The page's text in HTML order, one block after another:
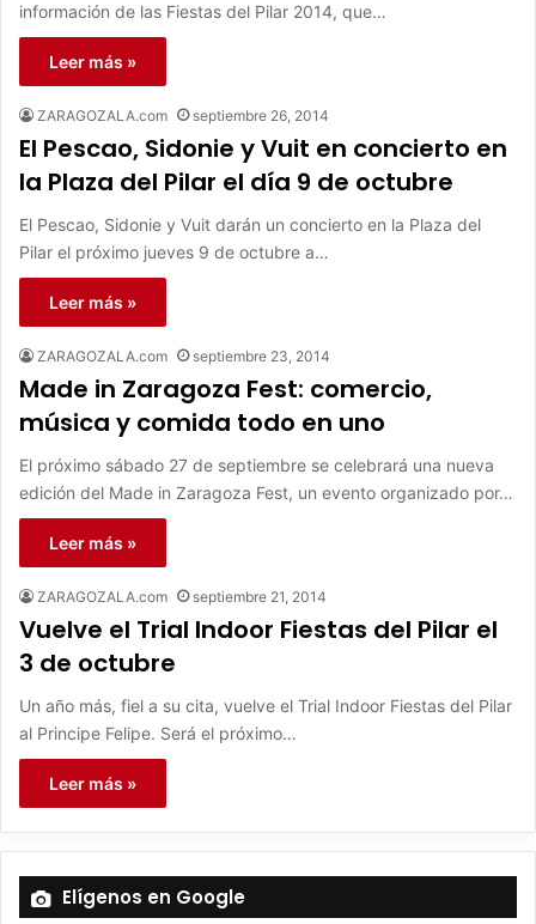
información de las Fiestas del Pilar 2014, que…
Leer más »
ZARAGOZALA.com septiembre 26, 2014
El Pescao, Sidonie y Vuit en concierto en
la Plaza del Pilar el día 9 de octubre
El Pescao, Sidonie y Vuit darán un concierto en la Plaza del
Pilar el próximo jueves 9 de octubre a…
Leer más »
ZARAGOZALA.com septiembre 23, 2014
Made in Zaragoza Fest: comercio,
música y comida todo en uno
El próximo sábado 27 de septiembre se celebrará una nueva
edición del Made in Zaragoza Fest, un evento organizado por…
Leer más »
ZARAGOZALA.com septiembre 21, 2014
Vuelve el Trial Indoor Fiestas del Pilar el
3 de octubre
Un año más, fiel a su cita, vuelve el Trial Indoor Fiestas del Pilar
al Principe Felipe. Será el próximo…
Leer más »
Elígenos en Google